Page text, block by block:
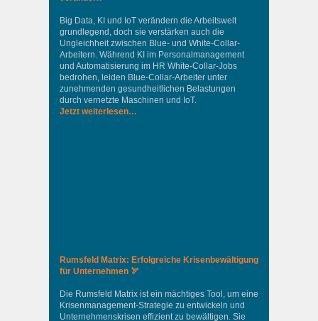
Big Data, KI und IoT verändern die Arbeitswelt
grundlegend, doch sie verstärken auch die
Ungleichheit zwischen Blue- und White-Collar-
Arbeitern. Während KI im Personalmanagement
und Automatisierung im HR White-Collar-Jobs
bedrohen, leiden Blue-Collar-Arbeiter unter
zunehmenden gesundheitlichen Belastungen
durch vernetzte Maschinen und IoT.
Jetzt weiterlesen…
Rumsfeld Matrix: Erfolgreiche Krisenbewältigung
für Unternehmen 🏹
Die Rumsfeld Matrix ist ein mächtiges Tool, um eine
Krisenmanagement-Strategie zu entwickeln und
Unternehmenskrisen effizient zu bewältigen. Sie